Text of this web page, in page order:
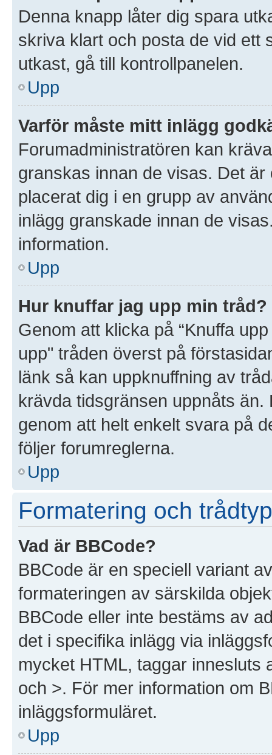
Denna knapp låter dig spara
skriva klart och posta de vid ett
utkast, gå till kontrollpanelen.
Upp
Varför måste mitt inlägg
Forumadministratören kan
granskas innan de visas. Det
placerat dig i en grupp av
inlägg granskade innan de
information.
Upp
Hur knuffar jag upp min tråd?
Genom att klicka på “Knuffa
upp" tråden överst på
länk så kan uppknuffning av
krävda tidsgränsen uppnåts
genom att helt enkelt svara på
följer forumreglerna.
Upp
Formatering och
Vad är BBCode?
BBCode är en speciell variant
formateringen av särskilda
BBCode eller inte bestäms av
det i specifika inlägg via
mycket HTML, taggar innesluts
och >. För mer information om
inläggsformuläret.
Upp